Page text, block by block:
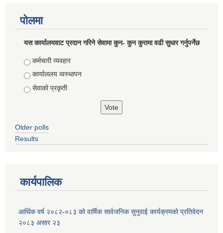
पोलमा
यस कार्यालयवाट प्रदान गरिने सेवामा कुन- कुन कुरामा वढी सुधार गर्नुपर्नेछ
Choices
कर्मचारी व्यवहार
कार्याललय व्वस्थापन
सेवाको प्रकृती
Older polls
Results
कार्यपालिक
आर्थिक वर्ष २०८२-०८३ को वार्षिक सार्वजनिक सुनुवाई कार्यक्रमको प्रतिवेदन
२०८३ असार २३